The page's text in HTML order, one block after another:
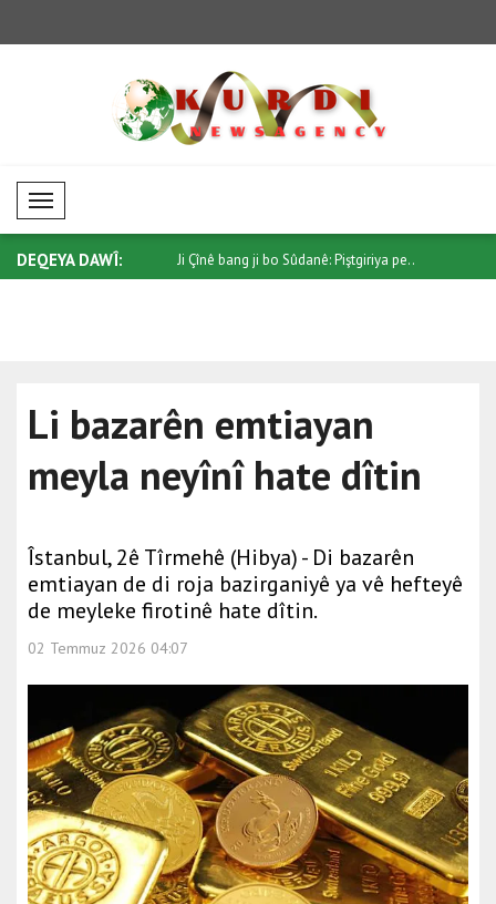
Mobil Menü
DEQEYA DAWÎ:
bo Sûdanê: Piştgiriya pe.. Trump ji Senatoyê re bang kir ku
Li bazarên emtiayan
meyla neyînî hate dîtin
Îstanbul, 2ê Tîrmehê (Hibya) - Di bazarên
emtiayan de di roja bazirganiyê ya vê hefteyê
de meyleke firotinê hate dîtin.
02 Temmuz 2026 04:07